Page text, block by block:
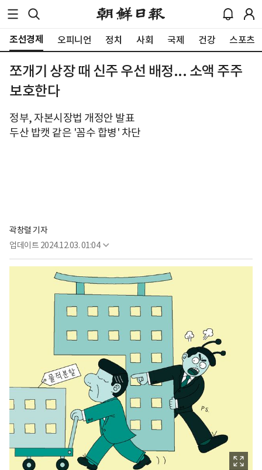
조선경제 오피니언 정치 사회 국제 건강 스포츠
쪼개기 상장 때 신주 우선 배정... 소액 주주
보호한다
정부, 자본시장법 개정안 발표
두산 밥캣 같은 '꼼수 합병' 차단
곽창렬 기자
업데이트 2024.12.03. 01:04